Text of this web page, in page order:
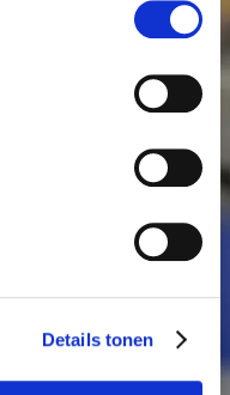
Details tonen
en draagt
we meer
hoeft te zijn.